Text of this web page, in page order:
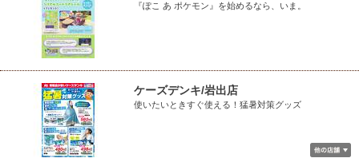
『ぽこ あ ポケモン』を始めるなら、いま。
ケーズデンキ/岩出店
使いたいときすぐ使える！猛暑対策グッズ